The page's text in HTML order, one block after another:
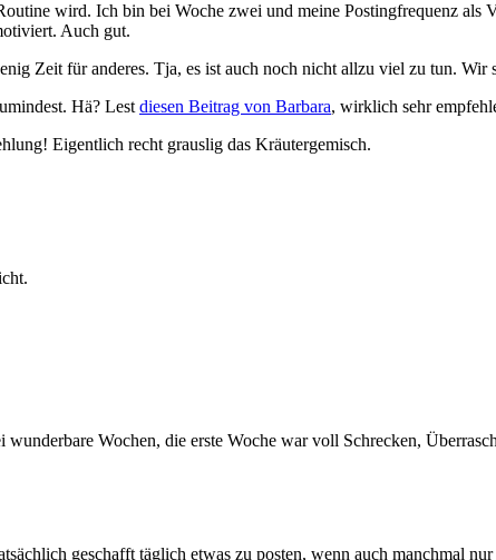
wird. Ich bin bei Woche zwei und meine Postingfrequenz als
Auch gut.
Zeit für anderes. Tja, es ist auch noch nicht allzu viel zu tun.
Hä? Lest diesen Beitrag von Barbara, wirklich sehr
Eigentlich recht grauslig das Kräutergemisch.
Wochen, die erste Woche war voll Schrecken,
geschafft täglich etwas zu posten, wenn auch manchmal